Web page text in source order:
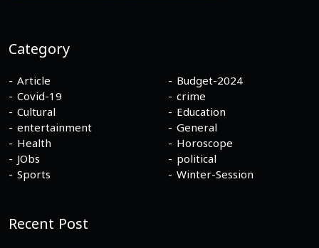
Category
Article
Budget-2024
Covid-19
crime
Cultural
Education
entertainment
General
Health
Horoscope
JObs
political
Sports
Winter-Session
Recent Post